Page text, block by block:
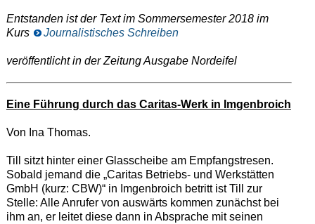
Entstanden ist der Text im Sommersemester 2018 im
Kurs
Journalistisches Schreiben
veröffentlicht in der Zeitung Ausgabe Nordeifel
Eine Führung durch das Caritas-Werk in Imgenbroich
Von Ina Thomas.
Till sitzt hinter einer Glasscheibe am Empfangstresen.
Sobald jemand die „Caritas Betriebs- und Werkstätten
GmbH (kurz: CBW)“ in Imgenbroich betritt ist Till zur
Stelle: Alle Anrufer von auswärts kommen zunächst bei
ihm an, er leitet diese dann in Absprache mit seinen